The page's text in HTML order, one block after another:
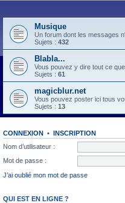
Musique
Un forum dont les messages
Sujets : 432
Blabla...
Vous pouvez y dire tout ce
Sujets : 61
magicblur.net
Vous pouvez poster ici tous
Sujets : 13
CONNEXION • INSCRIPTION
Nom d’utilisateur :
Mot de passe :
J’ai oublié mon mot de passe
QUI EST EN LIGNE ?